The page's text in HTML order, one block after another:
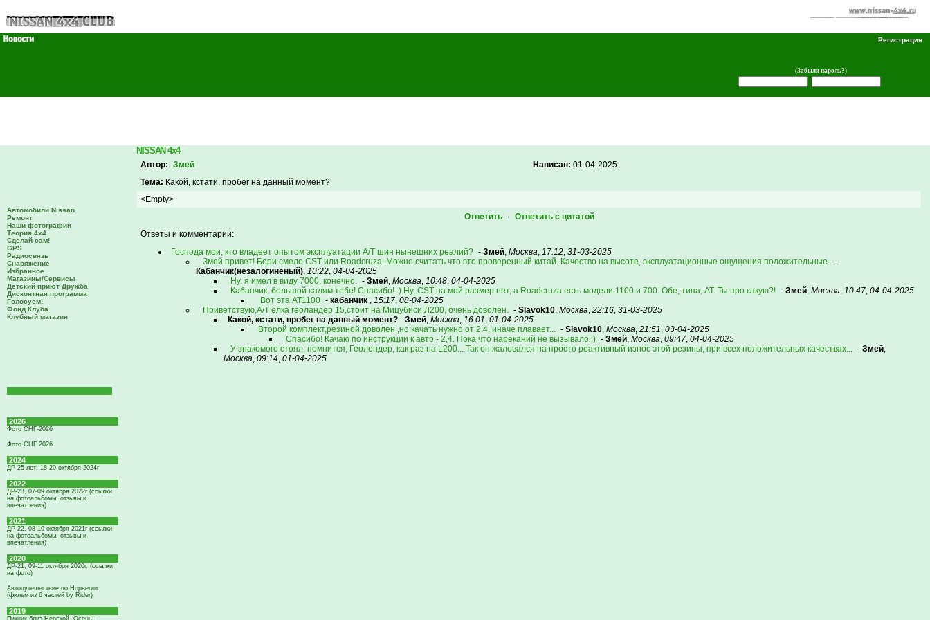
Регистрация
(Забыли пароль?)
Автомобили Nissan
Ремонт
Наши фотографии
Теория 4х4
Сделай сам!
GPS
Радиосвязь
Снаряжение
Избранное
Магазины/Сервисы
Детский приют Дружба
Дисконтная программа
Голосуем!
Фонд Клуба
Клубный магазин
2026
Фото СНГ-2026
Фото СНГ 2026
2024
ДР 25 лет! 18-20 октября 2024г
2022
ДР-23, 07-09 октября 2022г (ссылки
на фотоальбомы, отзывы и
впечатления)
2021
ДР-22, 08-10 октября 2021г (ссылки
на фотоальбомы, отзывы и
впечатления)
2020
ДР-21, 09-11 октября 2020г. (ссылки
на фото)
Автопутешествие по Норвегии
(фильм из 6 частей by Rider)
2019
Пикник близ Нерской. Осень. -
NISSAN 4x4
Автор: Змей Написан: 01-04-2025
Тема: Какой, кстати, пробег на данный момент?
<Empty>
Ответить
·
Ответить с цитатой
Ответы и комментарии:
Господа мои, кто владеет опытом эксплуатации А/Т шин нынешних реалий? - Змей, Москва, 17:12, 31-03-2025
Змей привет! Бери смело CST или Roadcruza. Можно считать что это проверенный китай. Качество на высоте, эксплуатационные ощущения положительные. -
Кабанчик(незалогиненый), 10:22, 04-04-2025
Ну, я имел в виду 7000, конечно. - Змей, Москва, 10:48, 04-04-2025
Кабанчик, большой салям тебе! Спасибо! :) Ну, CST на мой размер нет, а Roadcruza есть модели 1100 и 700. Обе, типа, АТ. Ты про какую?! - Змей, Москва, 10:47, 04-04-2025
Вот эта АТ1100 - кабанчик , 15:17, 08-04-2025
Приветствую,А/Т ёлка геоландер 15,стоит на Мицубиси Л200, очень доволен. - Slavok10, Москва, 22:16, 31-03-2025
Какой, кстати, пробег на данный момент? - Змей, Москва, 16:01, 01-04-2025
Второй комплект,резиной доволен ,но качать нужно от 2.4, иначе плавает... - Slavok10, Москва, 21:51, 03-04-2025
Спасибо! Качаю по инструкции к авто - 2,4. Пока что нареканий не вызывало.:) - Змей, Москва, 09:47, 04-04-2025
У знакомого стоял, помнится, Геолендер, как раз на L200... Так он жаловался на просто реактивный износ этой резины, при всех положительных качествах... - Змей,
Москва, 09:14, 01-04-2025